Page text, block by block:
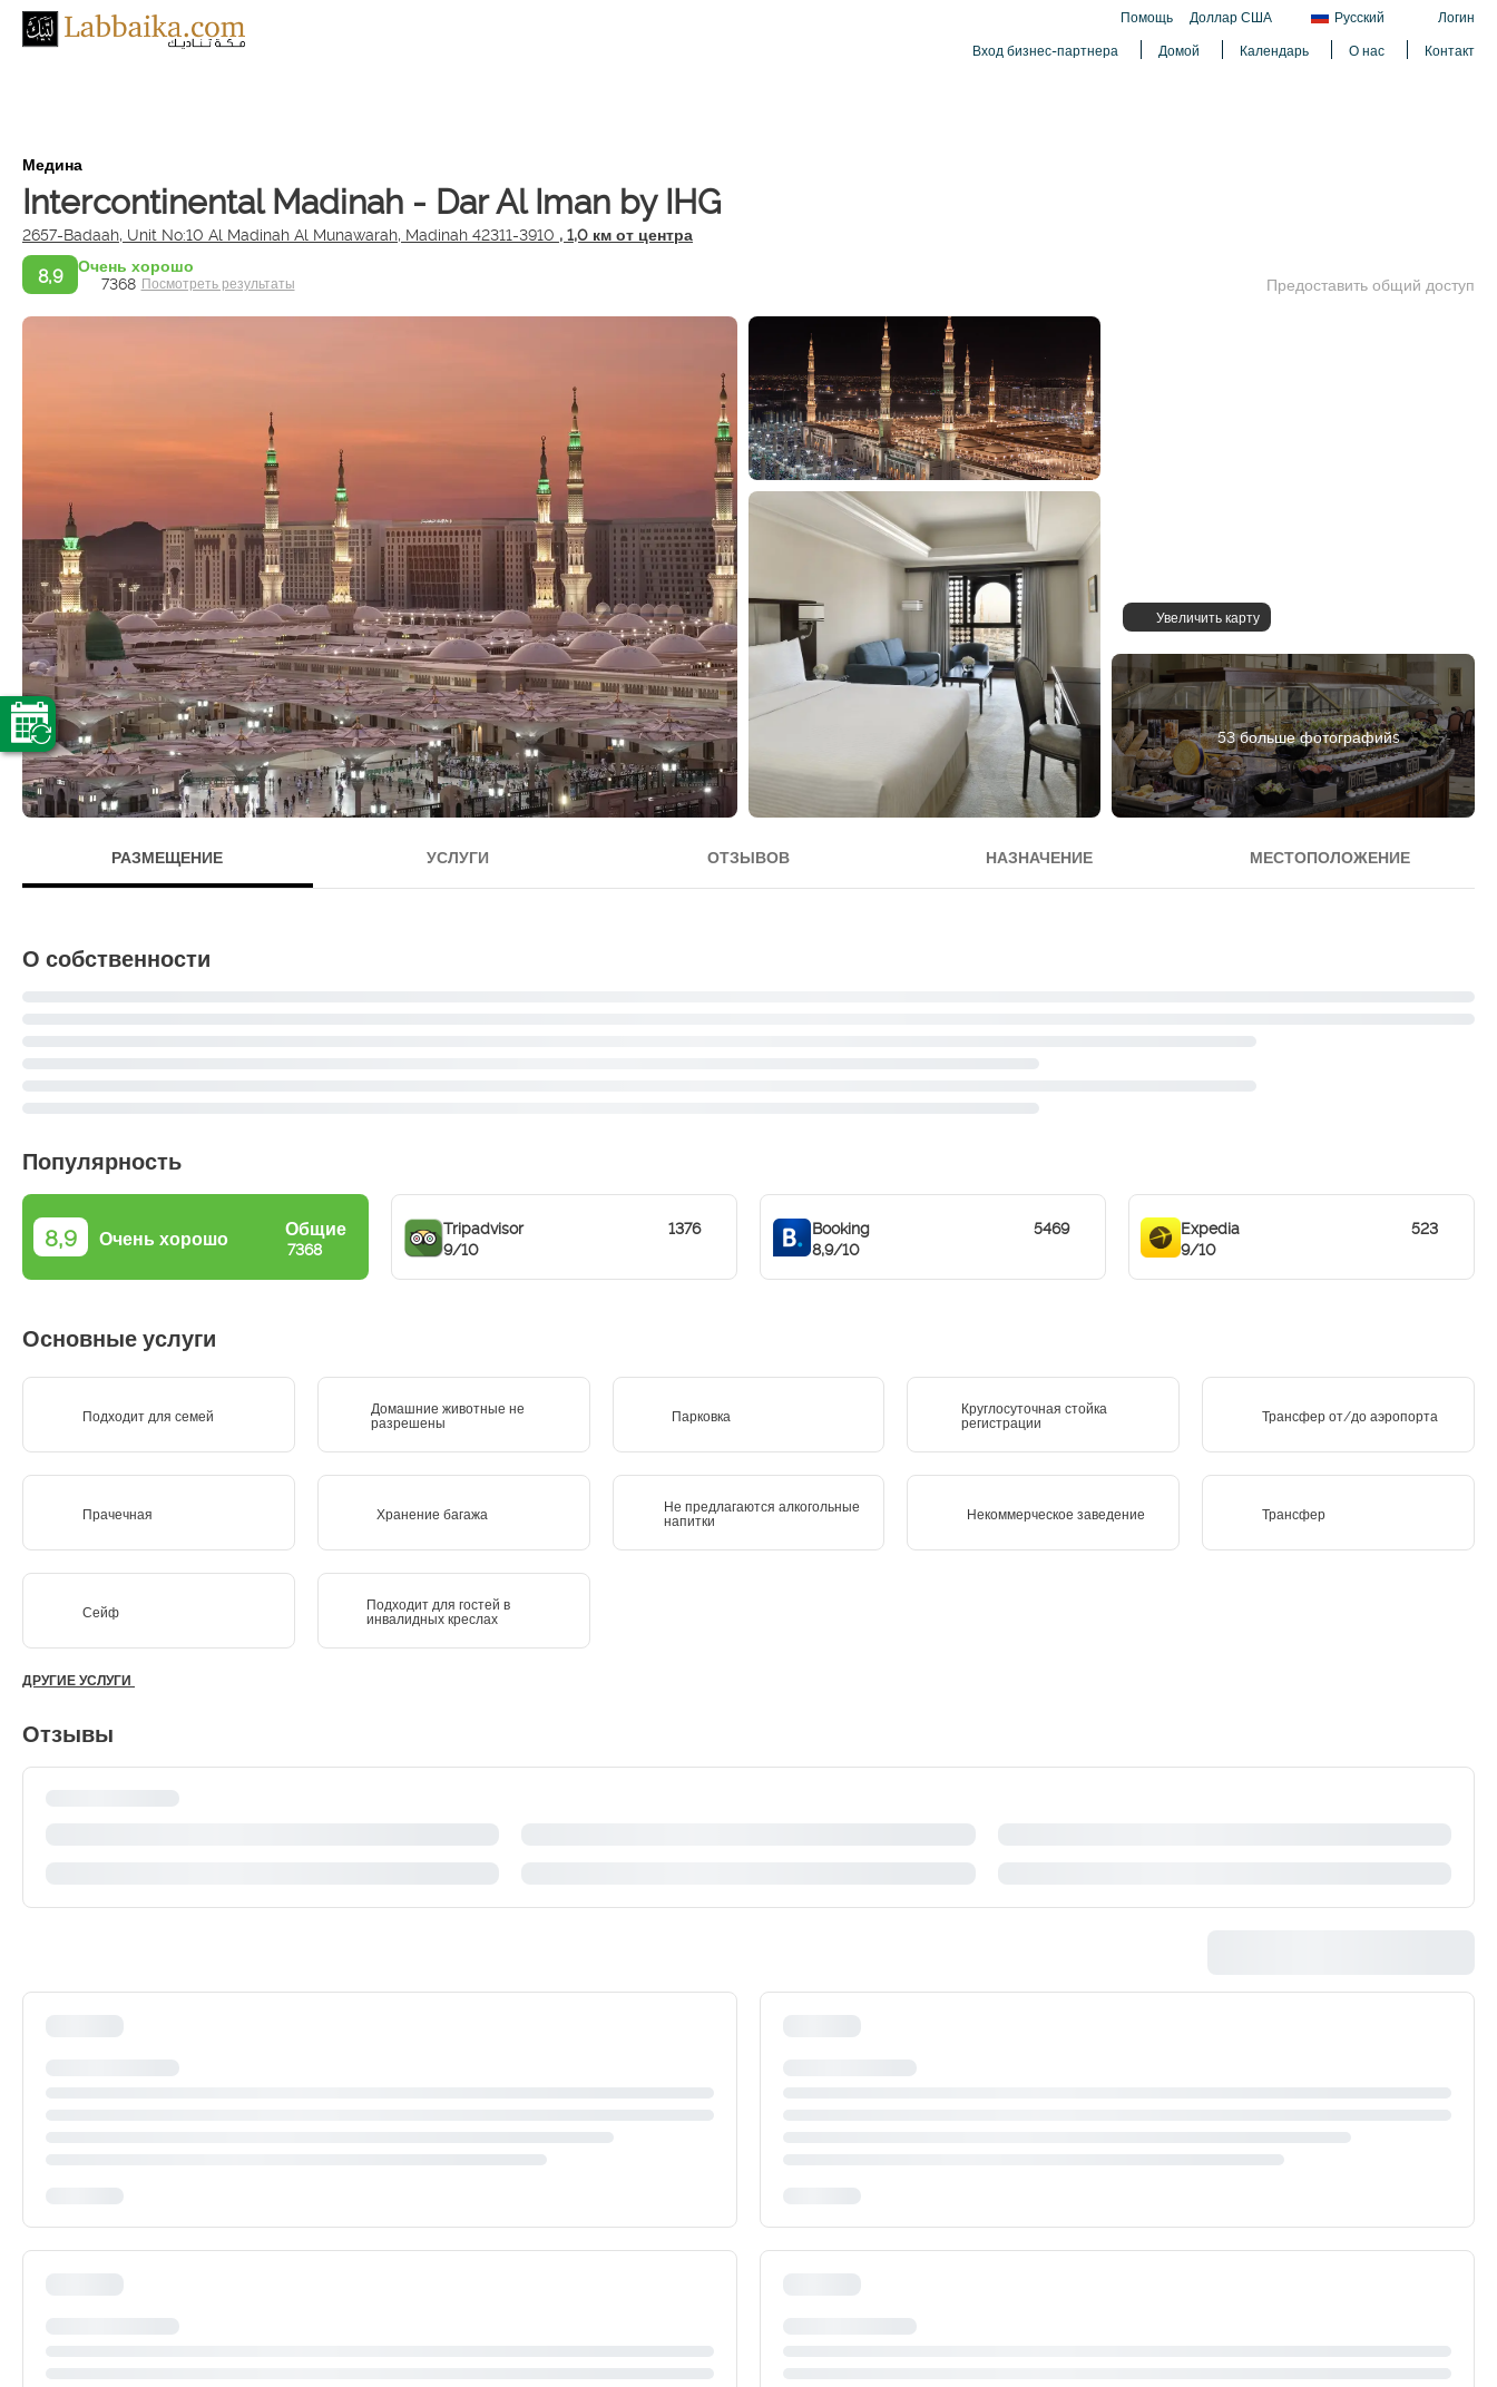
Помощь Доллар США Русский
Логин
Вход бизнес-партнера
Домой Календарь О нас Контакт
Медина
Intercontinental Madinah - Dar Al Iman by IHG
2657-Badaah, Unit No:10 Al Madinah Al Munawarah, Madinah 42311-3910 , 1,0 км от центра
8,9
Очень хорошо
7368 Посмотреть результаты Предоставить общий доступ
Увеличить карту
53 больше фотографийs
РАЗМЕЩЕНИЕ УСЛУГИ ОТЗЫВОВ НАЗНАЧЕНИЕ МЕСТОПОЛОЖЕНИЕ
О собственности
Популярность
8,9 Очень хорошо Общие
7368
Tripadvisor
9/10
1376
Booking
8,9/10
5469
Expedia
9/10
523
Основные услуги
Подходит для семей Домашние животные не
разрешены Парковка Круглосуточная стойка
регистрации Трансфер от/до аэропорта
Прачечная Хранение багажа Не предлагаются алкогольные
напитки Некоммерческое заведение Трансфер
Сейф Подходит для гостей в
инвалидных креслах
ДРУГИЕ УСЛУГИ
Отзывы